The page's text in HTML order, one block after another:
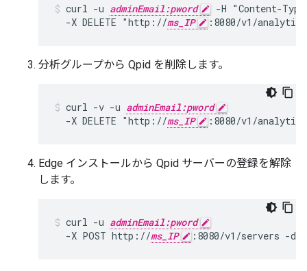
curl -u adminEmail:pword
-H "Content-
  -X DELETE "http://
ms_IP :8080/v1/
分析グループから Qpid を削除します。
curl -v -u adminEmail:pword
  -X DELETE "http://
ms_IP :8080/v1/
Edge インストールから Qpid サーバーの登録を解除
します。
curl -u adminEmail:pword
  -X POST http://
ms_IP :8080/v1/servers -d